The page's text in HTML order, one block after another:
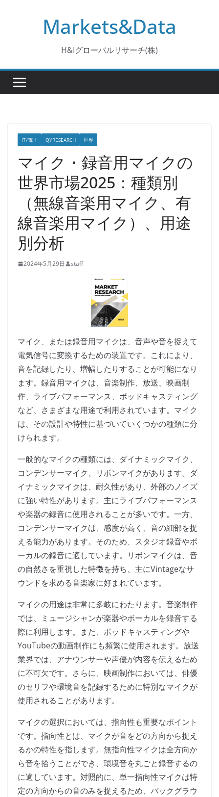
Markets&Data
H&Iグローバルリサーチ(株)
IT/電子 QYRESEARCH 世界
マイク・録音用マイクの
世界市場2025：種類別
（無線音楽用マイク、有
線音楽用マイク）、用途
別分析
2024年5月29日 staff
マイク、または録音用マイクは、音声や音を捉えて
電気信号に変換するための装置です。これにより、
音を記録したり、増幅したりすることが可能になり
ます。録音用マイクは、音楽制作、放送、映画制
作、ライブパフォーマンス、ポッドキャスティング
など、さまざまな用途で利用されています。マイク
は、その設計や特性に基づいていくつかの種類に分
けられます。
一般的なマイクの種類には、ダイナミックマイク、
コンデンサーマイク、リボンマイクがあります。ダ
イナミックマイクは、耐久性があり、外部のノイズ
に強い特性があります。主にライブパフォーマンス
や楽器の録音に使用されることが多いです。一方、
コンデンサーマイクは、感度が高く、音の細部を捉
える能力があります。そのため、スタジオ録音やボ
ーカルの録音に適しています。リボンマイクは、音
の自然さを重視した特徴を持ち、主にVintageなサ
ウンドを求める音楽家に好まれています。
マイクの用途は非常に多岐にわたります。音楽制作
では、ミュージシャンが楽器やボーカルを録音する
際に利用します。また、ポッドキャスティングや
YouTubeの動画制作にも頻繁に使用されます。放送
業界では、アナウンサーや声優が内容を伝えるため
に不可欠です。さらに、映画制作においては、俳優
のセリフや環境音を記録するために特別なマイクが
使用されることがあります。
マイクの選択においては、指向性も重要なポイント
です。指向性とは、マイクが音をどの方向から捉え
るかの特性を指します。無指向性マイクは全方向か
ら音を拾うことができ、環境音を丸ごと録音するの
に適しています。対照的に、単一指向性マイクは特
定の方向からの音のみを捉えるため、バックグラウ